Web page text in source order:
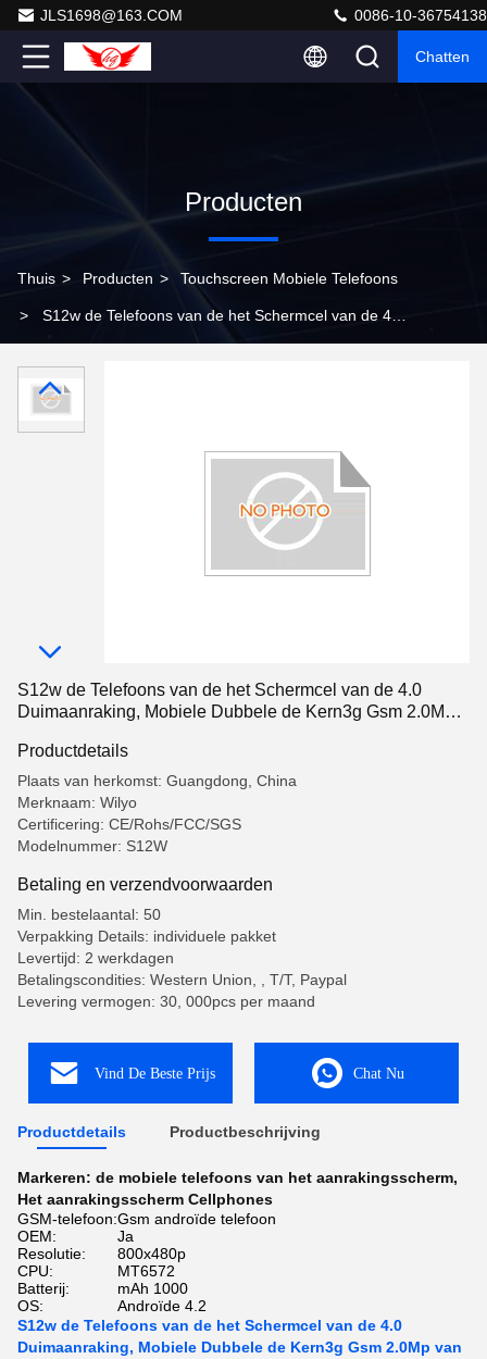
JLS1698@163.COM 0086-10-36754138
Chatten
Producten
Thuis > Producten > Touchscreen Mobiele Telefoons
> S12w de Telefoons van de het Schermcel van de 4.0
van het Aanrakingsscherm Mt6572
S12w de Telefoons van de het Schermcel van de 4.0
Duimaanraking, Mobiele Dubbele de Kern3g Gsm 2.0Mp
Productdetails
Plaats van herkomst: Guangdong, China
Merknaam: Wilyo
Certificering: CE/Rohs/FCC/SGS
Modelnummer: S12W
Betaling en verzendvoorwaarden
Min. bestelaantal: 50
Verpakking Details: individuele pakket
Levertijd: 2 werkdagen
Betalingscondities: Western Union, , T/T, Paypal
Levering vermogen: 30, 000pcs per maand
Vind De Beste Prijs Chat Nu
Productdetails Productbeschrijving
Markeren: de mobiele telefoons van het aanrakingsscherm,
Het aanrakingsscherm Cellphones
GSM-telefoon:Gsm androïde telefoon
OEM:
Ja
Resolutie:
800x480p
CPU:
MT6572
Batterij:
mAh 1000
OS:
Androïde 4.2
S12w de Telefoons van de het Schermcel van de 4.0
Duimaanraking, Mobiele Dubbele de Kern3g Gsm 2.0Mp van